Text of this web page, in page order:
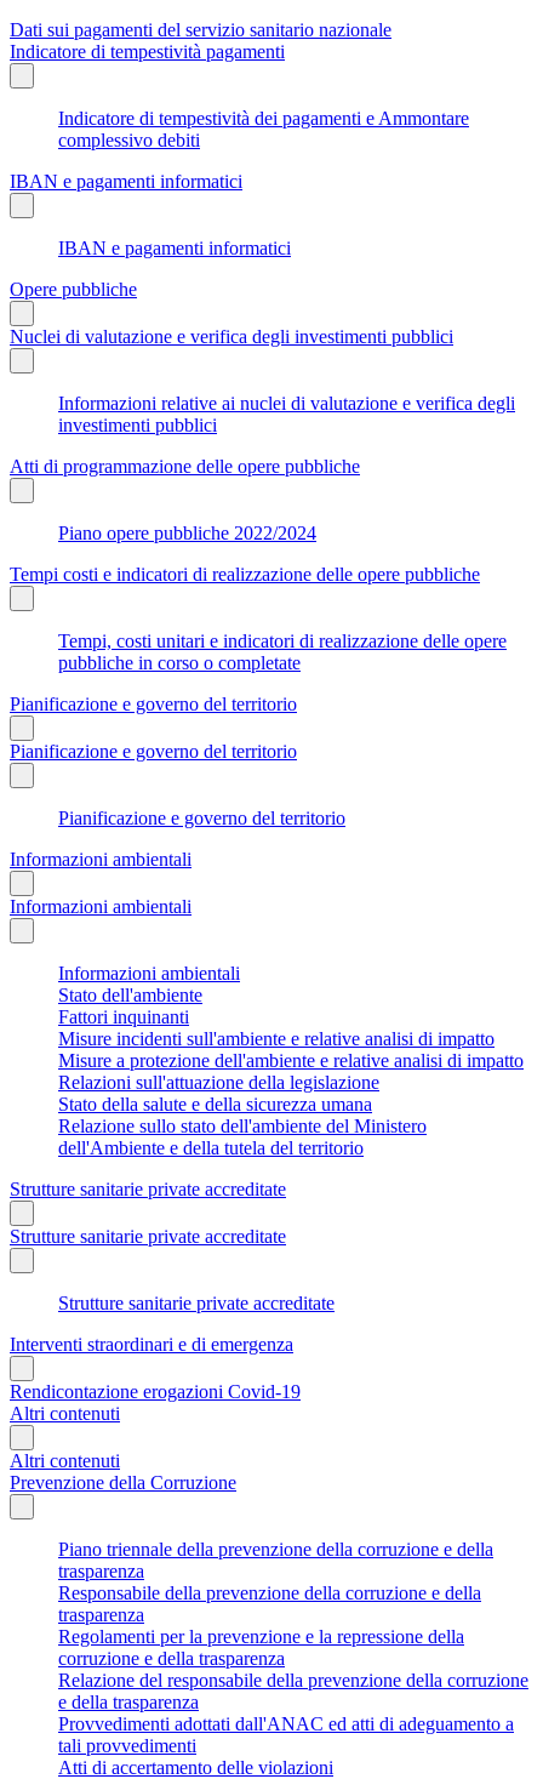
Dati sui pagamenti del servizio sanitario nazionale
Indicatore di tempestività pagamenti
Indicatore di tempestività dei pagamenti e Ammontare
complessivo debiti
IBAN e pagamenti informatici
IBAN e pagamenti informatici
Opere pubbliche
Nuclei di valutazione e verifica degli investimenti pubblici
Informazioni relative ai nuclei di valutazione e verifica degli
investimenti pubblici
Atti di programmazione delle opere pubbliche
Piano opere pubbliche 2022/2024
Tempi costi e indicatori di realizzazione delle opere pubbliche
Tempi, costi unitari e indicatori di realizzazione delle opere
pubbliche in corso o completate
Pianificazione e governo del territorio
Pianificazione e governo del territorio
Pianificazione e governo del territorio
Informazioni ambientali
Informazioni ambientali
Informazioni ambientali
Stato dell'ambiente
Fattori inquinanti
Misure incidenti sull'ambiente e relative analisi di impatto
Misure a protezione dell'ambiente e relative analisi di impatto
Relazioni sull'attuazione della legislazione
Stato della salute e della sicurezza umana
Relazione sullo stato dell'ambiente del Ministero
dell'Ambiente e della tutela del territorio
Strutture sanitarie private accreditate
Strutture sanitarie private accreditate
Strutture sanitarie private accreditate
Interventi straordinari e di emergenza
Rendicontazione erogazioni Covid-19
Altri contenuti
Altri contenuti
Prevenzione della Corruzione
Piano triennale della prevenzione della corruzione e della
trasparenza
Responsabile della prevenzione della corruzione e della
trasparenza
Regolamenti per la prevenzione e la repressione della
corruzione e della trasparenza
Relazione del responsabile della prevenzione della corruzione
e della trasparenza
Provvedimenti adottati dall'ANAC ed atti di adeguamento a
tali provvedimenti
Atti di accertamento delle violazioni